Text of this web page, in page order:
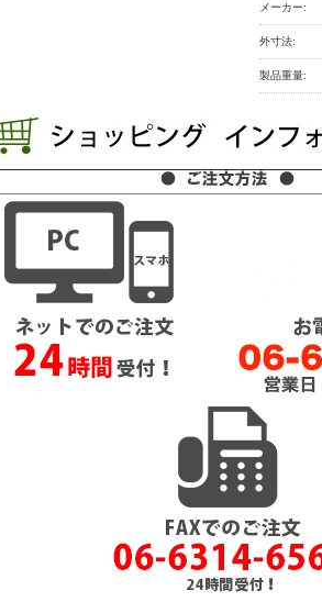
メーカー:
外寸法:
製品重量: